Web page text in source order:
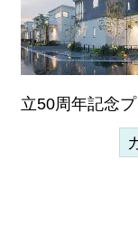
立50周年記念